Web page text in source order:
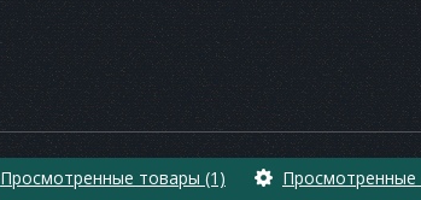
Просмотренные товары (1) Просмотренные